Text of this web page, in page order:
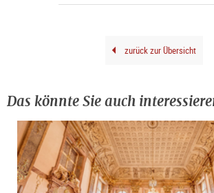
zurück zur Übersicht
Das könnte Sie auch